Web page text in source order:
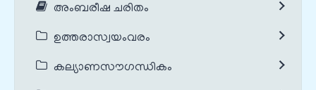
അംബരീഷ ചരിതം
ഉത്തരാസ്വയംവരം
കല്യാണസൗഗന്ധികം